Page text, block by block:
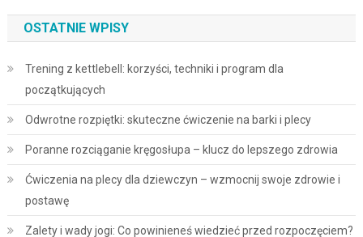
OSTATNIE WPISY
Trening z kettlebell: korzyści, techniki i program dla
początkujących
Odwrotne rozpiętki: skuteczne ćwiczenie na barki i plecy
Poranne rozciąganie kręgosłupa – klucz do lepszego zdrowia
Ćwiczenia na plecy dla dziewczyn – wzmocnij swoje zdrowie i
postawę
Zalety i wady jogi: Co powinieneś wiedzieć przed rozpoczęciem?